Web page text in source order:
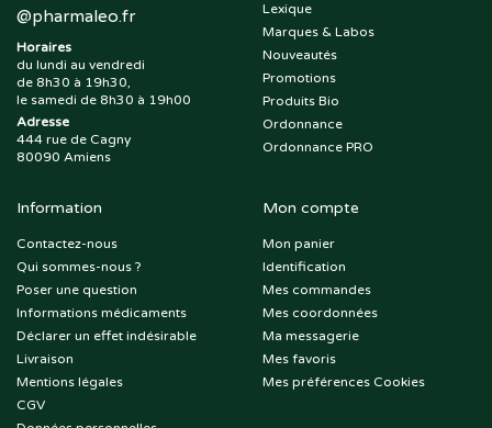
@pharmaleo.fr
Horaires
du lundi au vendredi
de 8h30 à 19h30,
le samedi de 8h30 à 19h00
Adresse
444 rue de Cagny
80090 Amiens
Lexique
Marques & Labos
Nouveautés
Promotions
Produits Bio
Ordonnance
Ordonnance PRO
Information
Contactez-nous
Qui sommes-nous ?
Poser une question
Informations médicaments
Déclarer un effet indésirable
Livraison
Mentions légales
CGV
Mon compte
Mon panier
Identification
Mes commandes
Mes coordonnées
Ma messagerie
Mes favoris
Mes préférences Cookies